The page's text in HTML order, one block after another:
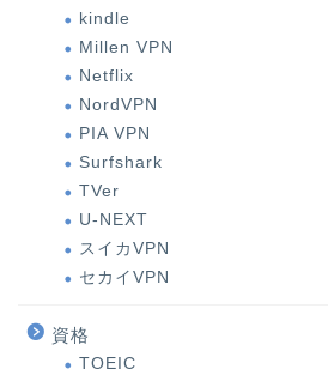
kindle
Millen VPN
Netflix
NordVPN
PIA VPN
Surfshark
TVer
U-NEXT
スイカVPN
セカイVPN
資格
TOEIC